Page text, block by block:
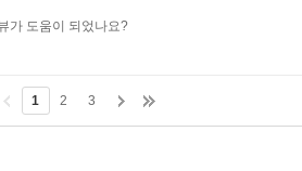
가 도움이 되었나요?
1 2 3